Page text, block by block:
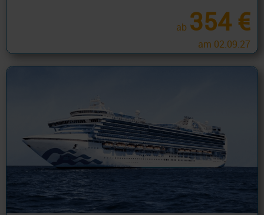
ab 354 €
am 02.09.27